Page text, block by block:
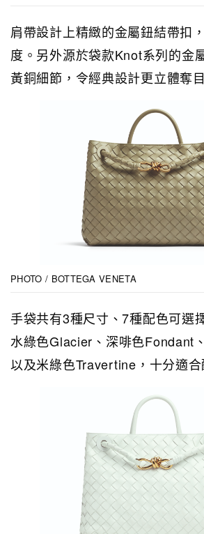
肩帶設計上精緻的金屬鈕結帶扣
度。另外源於袋款Knot系列的金
黃銅細節，令經典設計更立體奪
PHOTO / BOTTEGA VENETA
手袋共有3種尺寸、7種配色可選
水綠色Glacier、深啡色Fondant
以及米綠色Travertine，十分適合